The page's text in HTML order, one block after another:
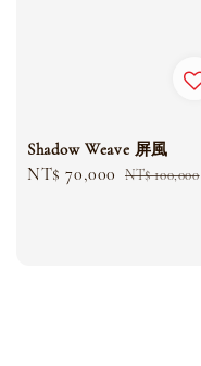
Shadow Weave 屏風
Sale
NT$ 70,000 Regular
NT$ 100,000